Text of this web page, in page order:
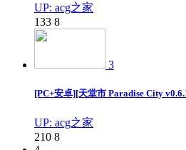
UP: acg之家
133 8
3
[PC+安卓][天堂市 Paradise City
UP: acg之家
210 8